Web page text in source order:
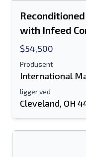
Fullt navn
Epostadresse
Mobil
with Infeed
$54,500
Produsent
International
ligger ved
Cleveland, OH
Tekstoppføring
Ditt fulle navn